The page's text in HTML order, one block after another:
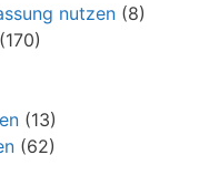
nutzen (8)
(170)
(13)
(62)